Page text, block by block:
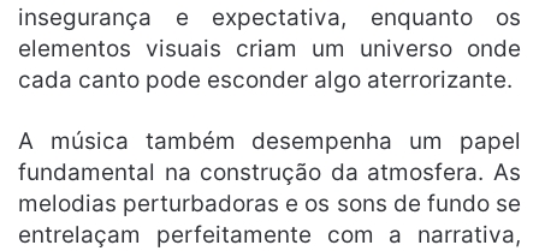
insegurança e expectativa, enquanto os
elementos visuais criam um universo onde
cada canto pode esconder algo aterrorizante.
A música também desempenha um papel
fundamental na construção da atmosfera. As
melodias perturbadoras e os sons de fundo se
entrelaçam perfeitamente com a narrativa,